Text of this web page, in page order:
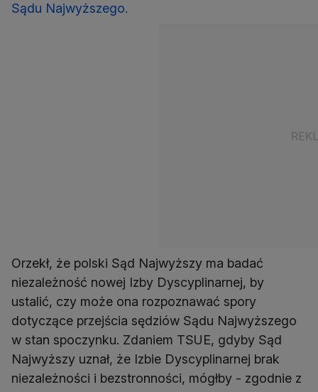
Sądu Najwyższego.
Orzekł, że polski Sąd Najwyższy ma badać
niezależność nowej Izby Dyscyplinarnej, by
ustalić, czy może ona rozpoznawać spory
dotyczące przejścia sędziów Sądu Najwyższego
w stan spoczynku. Zdaniem TSUE, gdyby Sąd
Najwyższy uznał, że Izbie Dyscyplinarnej brak
niezależności i bezstronności, mógłby - zgodnie z